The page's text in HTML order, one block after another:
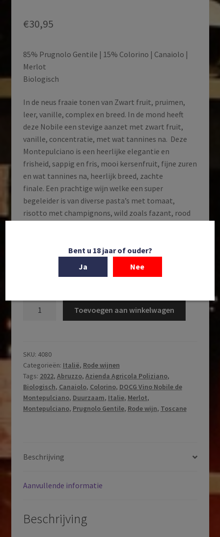
€30,95
85% Prugnolo Gentile | 15% Colorino | Canaiolo |
Merlot
Biologisch
In de neus fraaie tonen van Zwart fruit, pruimen,
leer, vanille, complex en breed. In de mond heeft
deze Nobile een stevige aanzet met zwart fruit,
vanille, concentratie, met wat tannines na. Deze
Montepulciano is een heerlijke elegantie en
frisheid, sappig en fris, mooi kersenfruit, fijne zuren
en wat tannines na, heerlijk breed, zachte
finale. Een prachtige wijn welke een super
begeleider is van diverse pasta’s met tomaat,
risotto met champignons, wild zoals fazant, rood
Azienda
DOCG
Vino
Nobile
de
Montepulciano
|
Italië
aantal
Toevoegen aan winkelwagen
SKU: 4080
Categorieën: Italië, Rode wijnen
Tags: 2022, Abruzzo, Azienda Agricola Poliziano,
Biologisch, Canaiolo, Colorino, DOCG Vino Nobile de
Montepulciano, Duurzaam, Italie, Merlot,
Montepulciano, Prugnolo Gentile, Rode wijn, Toscane
Beschrijving
Aanvullende informatie
Beschrijving
Bent u 18 jaar of ouder?
Ja
Nee